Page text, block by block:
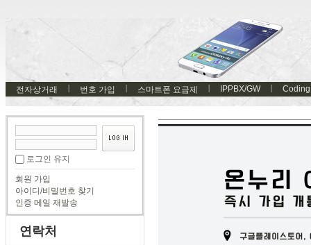
전자상거래 번호 가입 스마트폰 요금제 IPPBX/GW Coding
로그인 유지
회원 가입
아이디/비밀번호 찾기
인증 메일 재발송
연락처